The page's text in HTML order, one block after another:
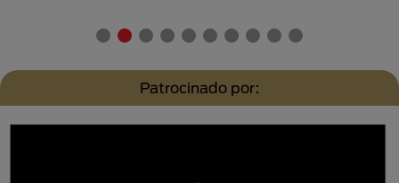
Patrocinado por: